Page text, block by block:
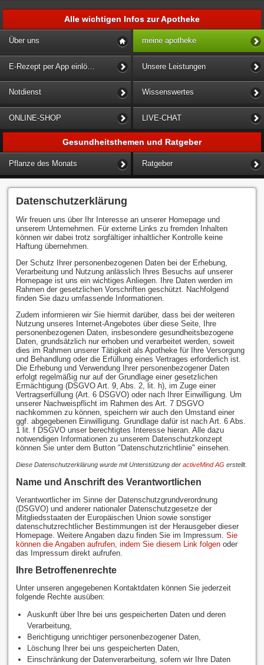
Alle wichtigen Infos zur Apotheke
Über uns meine apotheke
Unsere Leistungen
Notdienst Wissenswertes
ONLINE-SHOP LIVE-CHAT
Gesundheitsthemen und Ratgeber
Pflanze des Monats Ratgeber
Datenschutzerklärung
Wir freuen uns über Ihr Interesse an unserer Homepage und
unserem Unternehmen. Für externe Links zu fremden Inhalten
können wir dabei trotz sorgfältiger inhaltlicher Kontrolle keine
Haftung übernehmen.
Der Schutz Ihrer personenbezogenen Daten bei der Erhebung,
Verarbeitung und Nutzung anlässlich Ihres Besuchs auf unserer
Homepage ist uns ein wichtiges Anliegen. Ihre Daten werden im
Rahmen der gesetzlichen Vorschriften geschützt. Nachfolgend
finden Sie dazu umfassende Informationen.
Zudem informieren wir Sie hiermit darüber, dass bei der weiteren
Nutzung unseres Internet-Angebotes über diese Seite, Ihre
personenbezogenen Daten, insbesondere gesundheitsbezogene
Daten, grundsätzlich nur erhoben und verarbeitet werden, soweit
dies im Rahmen unserer Tätigkeit als Apotheke für Ihre Versorgung
und Behandlung oder die Erfüllung eines Vertrages erforderlich ist.
Die Erhebung und Verwendung Ihrer personenbezogener Daten
erfolgt regelmäßig nur auf der Grundlage einer gesetzlichen
Ermächtigung (DSGVO Art. 9, Abs. 2, lit. h), im Zuge einer
Vertragserfüllung (Art. 6 DSGVO) oder nach Ihrer Einwilligung. Um
unserer Nachweispflicht im Rahmen des Art. 7 DSGVO
nachkommen zu können, speichern wir auch den Umstand einer
ggf. abgegebenen Einwilligung. Grundlage dafür ist nach Art. 6 Abs.
1 lit. f DSGVO unser berechtigtes Interesse hieran. Alle dazu
notwendigen Informationen zu unserem Datenschutzkonzept
können Sie unter dem Button "Datenschutzrichtlinie" einsehen.
Diese Datenschutzerklärung wurde mit Unterstützung der activeMind AG erstellt.
Name und Anschrift des Verantwortlichen
Verantwortlicher im Sinne der Datenschutzgrundverordnung
(DSGVO) und anderer nationaler Datenschutzgesetze der
Mitgliedsstaaten der Europäischen Union sowie sonstiger
datenschutzrechtlicher Bestimmungen ist der Herausgeber dieser
Homepage. Weitere Angaben dazu finden Sie im Impressum. Sie
können die Angaben aufrufen, indem Sie diesem Link folgenoder
das Impressum direkt aufrufen.
Ihre Betroffenenrechte
Unter unseren angegebenen Kontaktdaten können Sie jederzeit
folgende Rechte ausüben:
Auskunft über Ihre bei uns gespeicherten Daten und deren
Verarbeitung,
Berichtigung unrichtiger personenbezogener Daten,
Löschung Ihrer bei uns gespeicherten Daten,
Einschränkung der Datenverarbeitung, sofern wir Ihre Daten